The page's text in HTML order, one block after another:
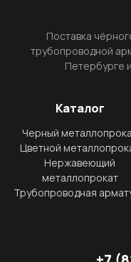
Поставка
трубопроводной
Петербурге
Каталог
Черный
Цветной
Нержавеющий
металлопрокат
Трубопроводная